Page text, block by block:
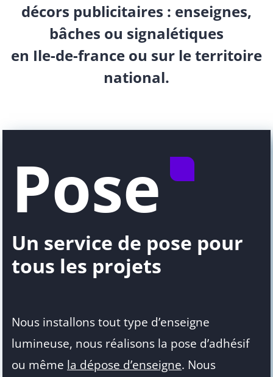
décors publicitaires : enseignes,
bâches ou signalétiques
en Ile-de-france ou sur le territoire
national.
Pose
Un service de pose pour
tous les projets
Nous installons tout type d’enseigne
lumineuse, nous réalisons la pose d’adhésif
ou même la dépose d’enseigne. Nous